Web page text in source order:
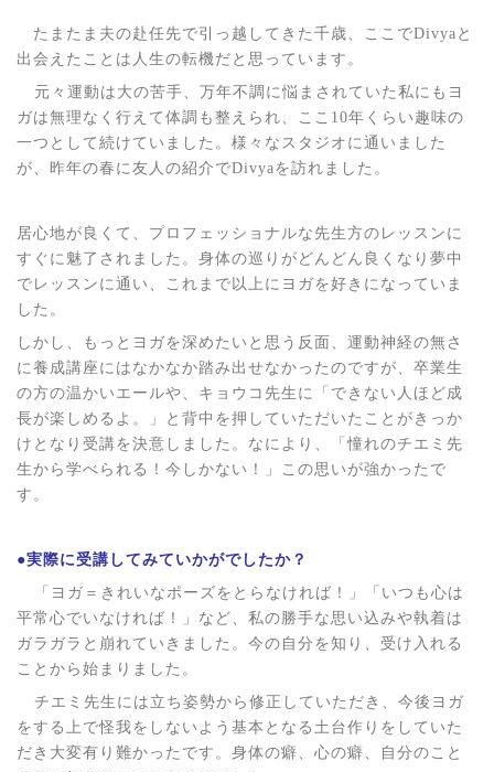
たまたま夫の赴任先で引っ越してきた千歳、ここでDivya と
出会えたことは人生の転機だと思っています。
元々運動は大の苦手、万年不調に悩まされていた私にもヨ
ガは無理なく行えて体調も整えられ、ここ 10年くらい趣味の
一つとして続けていました。様々なスタジオに通いました
が、昨年の春に友人の紹介でDivyaを訪れました。
居心地が良くて、プロフェッショナルな先生方のレッスンに
すぐに魅了されました。身体の巡りがどんどん良くなり夢中
でレッスンに通い、これまで以上にヨガを好きになっていま
した。
しかし、もっとヨガを深めたいと思う反面、運動神経の無さ
に養成講座にはなかなか踏み出せなかったのですが、卒業生
の方の温かいエールや、キョウコ先生に「できない人ほど成
長が楽しめるよ。」と背中を押していただいたことがきっか
けとなり受講を決意しました。なにより、「憧れのチエミ先
生から学べられる！今しかない！」この思いが強かったで
す。
●実際に受講してみていかがでしたか？
「ヨガ＝きれいなポーズをとらなければ！」「いつも心は
平常心でいなければ！」など、私の勝手な思い込みや執着は
ガラガラと崩れていきました。今の自分を知り、受け入れる
ことから始まりました。
チエミ先生には立ち姿勢から修正していただき、今後ヨガ
をする上で怪我をしないよう基本となる土台作りをしていた
だき大変有り難かったです。身体の癖、心の癖、自分のこと